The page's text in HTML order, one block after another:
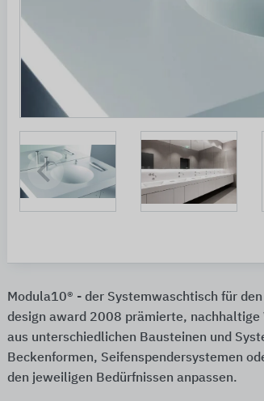
Modula10® - der Systemwaschtisch für
design award 2008 prämierte,
aus unterschiedlichen Bausteinen und
Beckenformen, Seifenspendersystemen
den jeweiligen Bedürfnissen anpassen.